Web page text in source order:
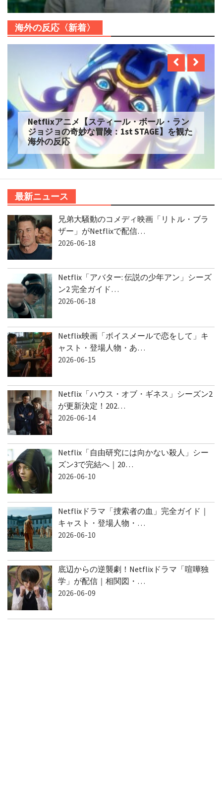
海外の反応〈新着〉
Netflixアニメ【スティール・ボール・ラン
ジョジョの奇妙な冒険：1st STAGE】を観た
海外の反応
最新ニュース
兄弟大騒動のコメディ映画「リトル・ブラ
ザー」がNetflixで配信…
2026-06-18
Netflix「アバター: 伝説の少年アン」シーズ
ン2 完全ガイド…
2026-06-18
Netflix映画「ボイスメールで恋をして」キ
ャスト・登場人物・あ…
2026-06-15
Netflix「ハウス・オブ・ギネス」シーズン2
が更新決定！202…
2026-06-14
Netflix「自由研究には向かない殺人」シー
ズン3で完結へ｜20…
2026-06-10
Netflixドラマ「捜索者の血」完全ガイド｜
キャスト・登場人物・…
2026-06-10
底辺からの逆襲劇！Netflixドラマ「喧嘩独
学」が配信｜相関図・…
2026-06-09